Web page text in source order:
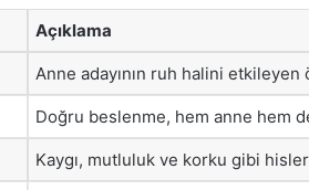
Açıklama
Anne adayının ruh halini
Doğru beslenme, hem anne hem
Kaygı, mutluluk ve korku gibi